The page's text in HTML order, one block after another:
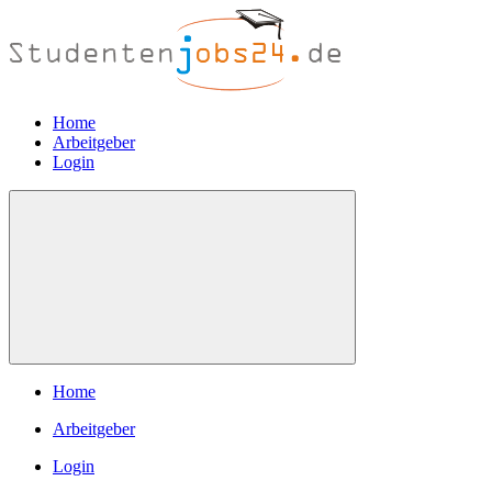
Home
Arbeitgeber
Login
Home
Arbeitgeber
Login